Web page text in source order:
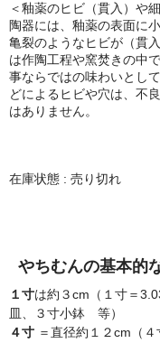
＜釉薬のヒビ（貫入）や
陶器には、釉薬の表面に
亀裂のようなヒビが（貫
は作陶工程や窯焚きの中
事ならではの味わいとし
どによるヒビや穴は、不
はありません。
在庫状態 : 売り切れ
やちむんの基本的
１寸は約３cm（１寸＝
皿、３寸小鉢 等）
４寸 ＝直径約１２cm（